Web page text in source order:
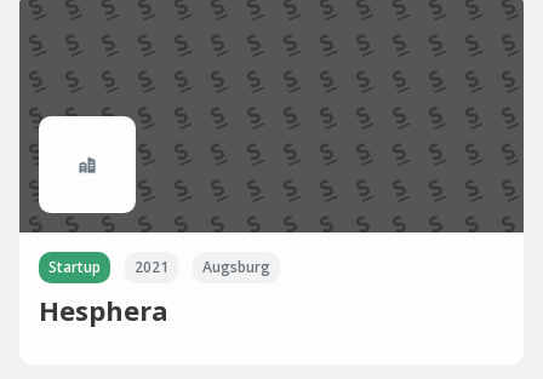
Startup 2021 Augsburg
Hesphera